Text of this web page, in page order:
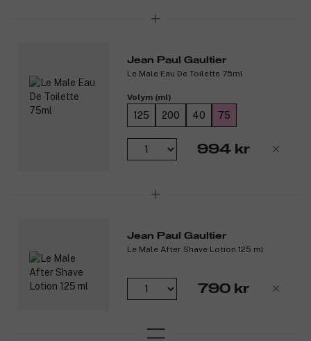
Jean Paul Gaultier
Le Male Eau De Toilette 75ml
Volym (ml)
125 200 40 75
994 kr
Jean Paul Gaultier
Le Male After Shave Lotion 125 ml
790 kr